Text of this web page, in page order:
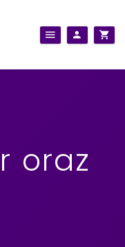
oraz